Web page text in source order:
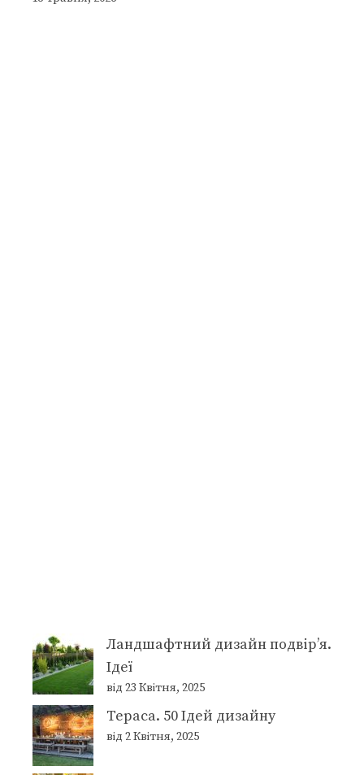
Ландшафтний дизайн подвір’я.
Ідеї
від 23 Квітня, 2025
Тераса. 50 Ідей дизайну
від 2 Квітня, 2025